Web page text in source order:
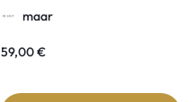
maar
59,00€